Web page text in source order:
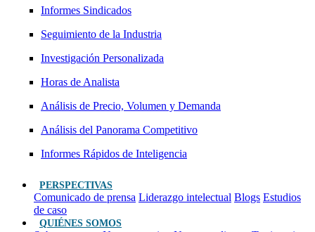
Informes Sindicados
Seguimiento de la Industria
Investigación Personalizada
Horas de Analista
Análisis de Precio, Volumen y Demanda
Análisis del Panorama Competitivo
Informes Rápidos de Inteligencia
PERSPECTIVAS
Comunicado de prensa Liderazgo intelectual Blogs Estudios
de caso
QUIÉNES SOMOS